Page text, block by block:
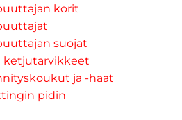
korit
suojat
ketjutarvikkeet
ja -haat
pidin